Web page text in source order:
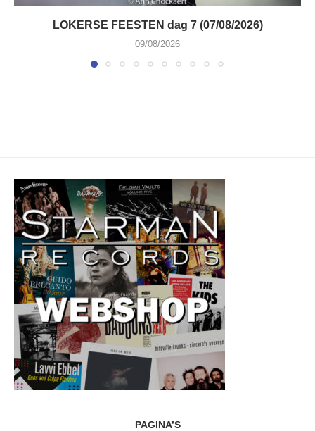
LOKERSE FEESTEN dag 7 (07/08/2026)
09/08/2026
PAGINA’S